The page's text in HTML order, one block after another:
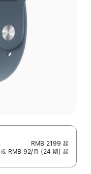
RMB 2199 起
或 RMB 92/月 (24 期) 起